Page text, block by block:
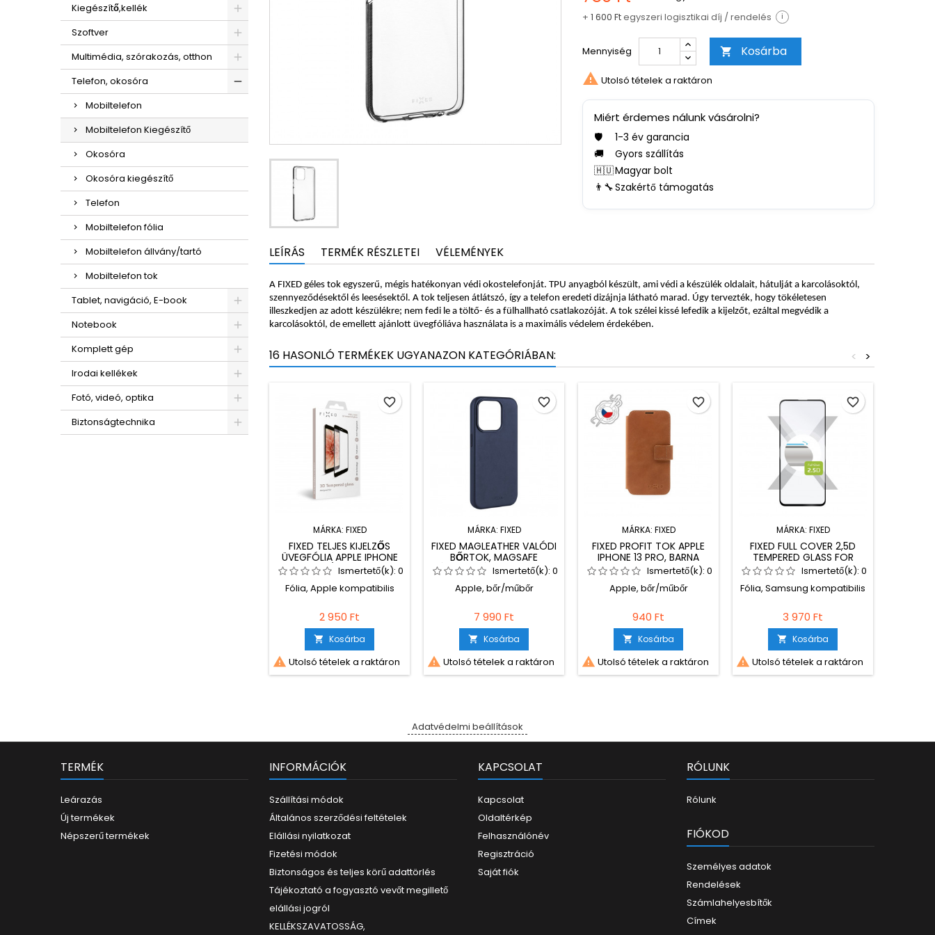
Kiegészítő,kellék
Szoftver
Multimédia, szórakozás, otthon
Telefon, okosóra
Mobiltelefon
Mobiltelefon Kiegészítő
Okosóra
Okosóra kiegészítő
Telefon
Mobiltelefon fólia
Mobiltelefon állvány/tartó
Mobiltelefon tok
Tablet, navigáció, E-book
Notebook
Komplett gép
Irodai kellékek
Fotó, videó, optika
Biztonságtechnika
+ 1 600 Ftegyszeri logisztikai díj / rendelés i
Mennyiség  Kosárba
 Utolsó tételek a raktáron
Miért érdemes nálunk vásárolni?
🛡️
1-3 év garancia
🚚
Gyors szállítás
🇭🇺Magyar bolt
👨‍🔧Szakértő támogatás
LEÍRÁS TERMÉK RÉSZLETEI VÉLEMÉNYEK
A FIXED géles tok egyszerű, mégis hatékonyan védi okostelefonját. TPU anyagból készült, ami védi a készülék oldalait, hátulját a karcolásoktól,
szennyeződésektől és leesésektől. A tok teljesen átlátszó, így a telefon eredeti dizájnja látható marad. Úgy tervezték, hogy tökéletesen
illeszkedjen az adott készülékre; nem fedi le a töltő- és a fülhallható csatlakozóját. A tok szélei kissé lefedik a kijelzőt, ezáltal megvédik a
karcolásoktól, de emellett ajánlott üvegfóliáva használata is a maximális védelem érdekében.
16 HASONLÓ TERMÉKEK UGYANAZON KATEGÓRIÁBAN: >
<
MÁRKA: FIXED
FIXED TELJES KIJELZŐS
ÜVEGFÓLIA APPLE IPHONE
XS MAX/11 PRO MAX
TELEFONOKHOZ, FEKETE
Ismertető(k): 0
Fólia, Apple kompatibilis
2 950 Ft
 Kosárba
 Utolsó tételek a raktáron
favorite_border
MÁRKA: FIXED
FIXED MAGLEATHER VALÓDI
BŐRTOK, MAGSAFE
TÁMOGATÁSSAL IPHONE 15
PRO MAX-HOZ, KÉK
Ismertető(k): 0
Apple, bőr/műbőr
7 990 Ft
 Kosárba
 Utolsó tételek a raktáron
favorite_border
MÁRKA: FIXED
FIXED PROFIT TOK APPLE
IPHONE 13 PRO, BARNA
Ismertető(k): 0
Apple, bőr/műbőr
940 Ft
 Kosárba
 Utolsó tételek a raktáron
favorite_border
MÁRKA: FIXED
FIXED FULL COVER 2,5D
TEMPERED GLASS FOR
SAMSUNG GALAXY A51,
BLACK
Ismertető(k): 0
Fólia, Samsung kompatibilis
3 970 Ft
 Kosárba
 Utolsó tételek a raktáron
favorite_border
Adatvédelmi beállítások
TERMÉK
Leárazás
Új termékek
Népszerű termékek
INFORMÁCIÓK
Szállítási módok
Általános szerződési feltételek
Elállási nyilatkozat
Fizetési módok
Biztonságos és teljes körű adattörlés
Tájékoztató a fogyasztó vevőt megillető
elállási jogról
KELLÉKSZAVATOSSÁG,
KAPCSOLAT
Kapcsolat
Oldaltérkép
Felhasználónév
Regisztráció
Saját fiók
RÓLUNK
Rólunk
FIÓKOD
Személyes adatok
Rendelések
Számlahelyesbítők
Címek